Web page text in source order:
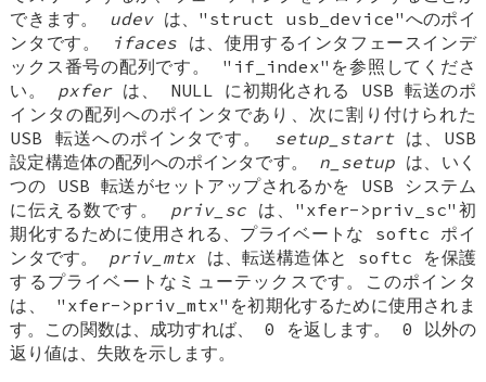
できます。 udevは、"struct usb_device"へのポイ
ンタです。
ifacesは、使用するインタフェースインデ
ックス番号の配列です。 "if_index"を参照してくださ
い。 pxferは、 NULL に初期化される USB 転送のポ
インタの配列へのポインタであり、次に割り付けられた
USB 転送へのポインタです。 setup_startは、USB
設定構造体の配列へのポインタです。 n_setup は、いく
つの USB 転送がセットアップされるかを USB システム
に伝える数です。 priv_scは、"xfer->priv_sc"初
期化するために使用される、プライベートな softc ポイ
ンタです。 priv_mtx は、転送構造体と softc を保護
するプライベートなミューテックスです。このポインタ
は、 "xfer->priv_mtx"を初期化するために使用されま
す。この関数は、成功すれば、 0 を返します。 0 以外の
返り値は、失敗を示します。